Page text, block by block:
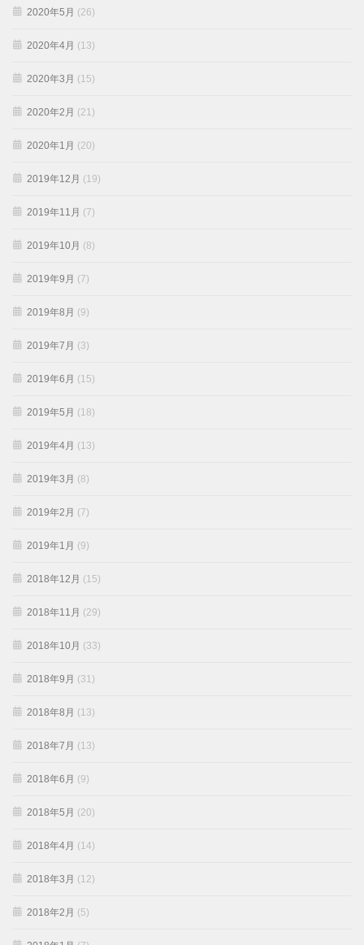
2020年5月 (26)
2020年4月 (13)
2020年3月 (15)
2020年2月 (21)
2020年1月 (20)
2019年12月 (19)
2019年11月 (7)
2019年10月 (8)
2019年9月 (7)
2019年8月 (9)
2019年7月 (3)
2019年6月 (15)
2019年5月 (18)
2019年4月 (13)
2019年3月 (8)
2019年2月 (7)
2019年1月 (9)
2018年12月 (15)
2018年11月 (29)
2018年10月 (33)
2018年9月 (31)
2018年8月 (13)
2018年7月 (13)
2018年6月 (9)
2018年5月 (20)
2018年4月 (14)
2018年3月 (12)
2018年2月 (5)